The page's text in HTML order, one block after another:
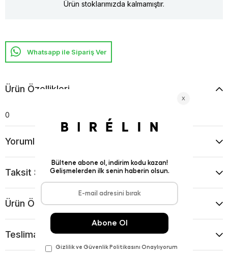
Ürün stoklarımızda kalmamıştır.
Whatsapp ile Sipariş Ver
Ürün Özellikleri
0
Yorumlar
Taksit Seçenekleri
Ürün Önerileri
Teslimat Ve İade Koşulları